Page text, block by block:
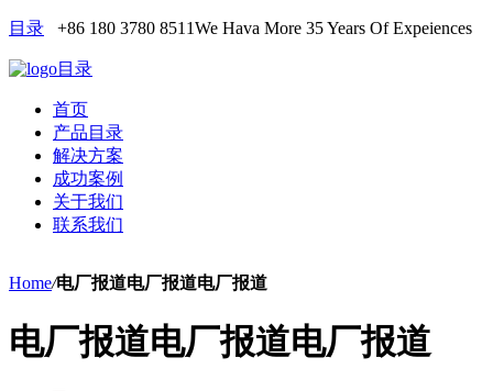
目录 +86 180 3780 8511We Hava More 35 Years Of Expeiences
目录
首页
产品目录
解决方案
成功案例
关于我们
联系我们
Home/电厂报道电厂报道电厂报道
电厂报道电厂报道电厂报道